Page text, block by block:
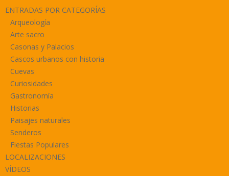
ENTRADAS POR CATEGORÍAS
Arqueología
Arte sacro
Casonas y Palacios
Cascos urbanos con historia
Cuevas
Curiosidades
Gastronomía
Historias
Paisajes naturales
Senderos
Fiestas Populares
LOCALIZACIONES
VÍDEOS